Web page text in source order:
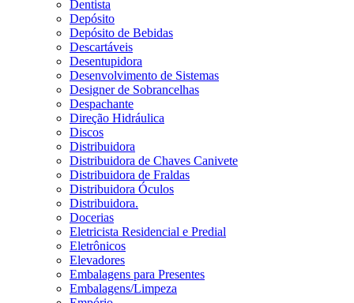
Dentista
Depósito
Depósito de Bebidas
Descartáveis
Desentupidora
Desenvolvimento de Sistemas
Designer de Sobrancelhas
Despachante
Direção Hidráulica
Discos
Distribuidora
Distribuidora de Chaves Canivete
Distribuidora de Fraldas
Distribuidora Óculos
Distribuidora.
Docerias
Eletricista Residencial e Predial
Eletrônicos
Elevadores
Embalagens para Presentes
Embalagens/Limpeza